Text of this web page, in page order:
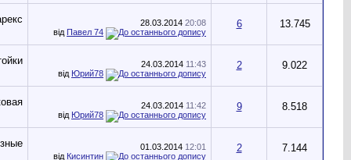
28.03.2014 20:08
від Павел 74
6 13.745
24.03.2014 11:43
від Юрий78
2 9.022
24.03.2014 11:42
від Юрий78
9 8.518
01.03.2014 12:01
від Кисинтин
2 7.144